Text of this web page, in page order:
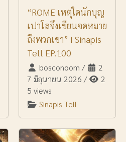
“ROME เหตุใดนักบุญ
เปาโลจึงเขียนจดหมาย
ถึงพวกเขา” I Sinapis
Tell EP.100
bosconoom /
2
7 มิถุนายน 2026 /
2
5 views
Sinapis Tell